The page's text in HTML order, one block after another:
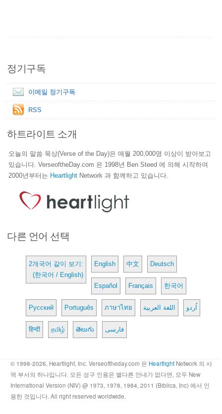
정기구독
이메일 정기구독
RSS
하트라이트 소개
오늘의 말씀 묵상(Verse of the Day)은 매월 200,000명 이상이 받아보고
있습니다. VerseoftheDay.com 은 1998년 Ben Steed 에 의해 시작하여
2000년부터는 Heartlight Network 과 함께하고 있습니다.
다른 언어 선택
2개국어 같이 보기:
(한국어 / English)
English 中文 Deutsch
Español Français 한국어
Русский Português ภาษาไทย اللغة العربية اُردو
हिन्दी தமிழ் తెలుగు فارسی
© 1998-2026, Heartlight, Inc. Verseoftheday.com 은 Heartlight Network 의 사
역 부서의 하나입니다. 모든 성구 인용은 별다른 안내가 없다면, 모두 New
International Version (NIV) @ 1973, 1978, 1984, 2011 (Biblica, Inc) 에서 인
용한 것입니다. All right reserved worldwide.